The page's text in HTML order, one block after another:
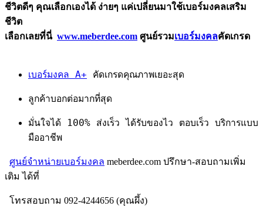
ชีวิตดีๆ คุณเลือกเองได้ ง่ายๆ แค่เปลี่ยนมาใช้เบอร์มงคลเสริม
ชีวิต
เลือกเลยที่นี่ www.meberdee.com ศูนย์รวมเบอร์มงคลคัดเกรด
เบอร์มงคล A+ คัดเกรดคุณภาพเยอะสุด
ลูกค้าบอกต่อมากที่สุด
มั่นใจได้ 100% ส่งเร็ว ได้รับของไว ตอบเร็ว บริการแบบ
มืออาชีพ
ศูนย์จำหน่ายเบอร์มงคล meberdee.com ปรึกษา-สอบถามเพิ่ม
เติม ได้ที่
โทรสอบถาม 092-4244656 (คุณผึ้ง)